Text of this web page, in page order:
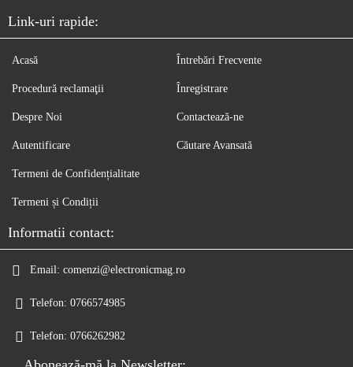
Link-uri rapide:
Acasă
Procedură reclamaţii
Despre Noi
Autentificare
Întrebări Frecvente
Înregistrare
Contactează-ne
Căutare Avansată
Termeni de Confidențialitate
Termeni și Condiții
Informatii contact:
Email: comenzi@electronicmag.ro
Telefon: 0766574985
Telefon: 0766262982